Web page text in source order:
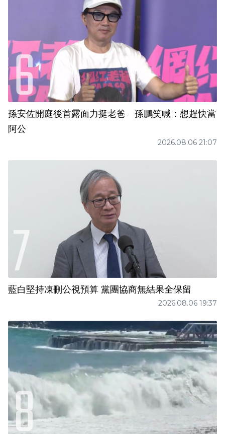
孫安佐開庭後首露面力挺老爸 孫鵬笑喊：想趕快當
阿公
2026.08.06 21:07
藍白堅持凍刪公視預算 黨團協商無結果全保留
2026.08.06 19:37